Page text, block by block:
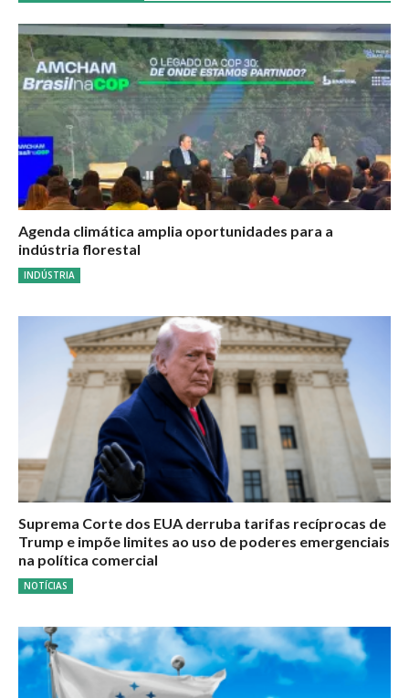
Agenda climática amplia oportunidades para a
indústria florestal
INDÚSTRIA
Suprema Corte dos EUA derruba tarifas recíprocas de
Trump e impõe limites ao uso de poderes emergenciais
na política comercial
NOTÍCIAS